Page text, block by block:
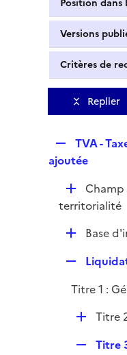
Position dans
Versions
Critères de
Replier
e
l
i
e
r
TVA -
ajoutée
D
é
r
territorialité
D
l
i
e
Base
p
l
i
e
Titre 1 :
DTitre
Titre